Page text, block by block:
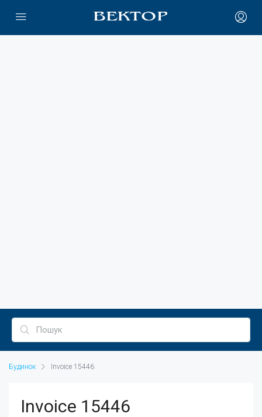
Будинок Invoice 15446
Invoice 15446